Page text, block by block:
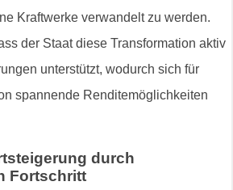
Kraftwerke verwandelt zu werden.
der Staat diese Transformation aktiv
unterstützt, wodurch sich für
spannende Renditemöglichkeiten
durch
Fortschritt